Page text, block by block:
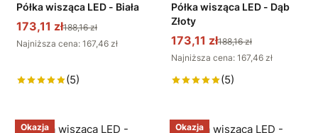
Półka wisząca LED - Biała
173,11 zł188,16 zł
Najniższa cena: 167,46 zł
(5)
Półka wisząca LED - Dąb
Złoty
173,11 zł188,16 zł
Najniższa cena: 167,46 zł
(5)
Okazja Okazja